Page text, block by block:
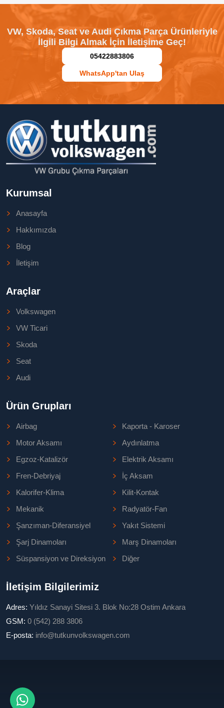
VW, Skoda, Seat ve Audi Çıkma Parça Ürünleriyle
İlgili Bilgi Almak İçin İletişime Geç!
05422883806
WhatsApp'tan Ulaş
Kurumsal
Anasayfa
Hakkımızda
Blog
İletişim
Araçlar
Volkswagen
VW Ticari
Skoda
Seat
Audi
Ürün Grupları
Airbag
Kaporta - Karoser
Motor Aksamı
Aydınlatma
Egzoz-Katalizör
Elektrik Aksamı
Fren-Debriyaj
İç Aksam
Kalorifer-Klima
Kilit-Kontak
Mekanik
Radyatör-Fan
Şanzıman-Diferansiyel
Yakıt Sistemi
Şarj Dinamoları
Marş Dinamoları
Süspansiyon ve Direksiyon
Diğer
İletişim Bilgilerimiz
Adres: Yıldız Sanayi Sitesi 3. Blok No:28 Ostim Ankara
GSM: 0 (542) 288 3806
E-posta: info@tutkunvolkswagen.com